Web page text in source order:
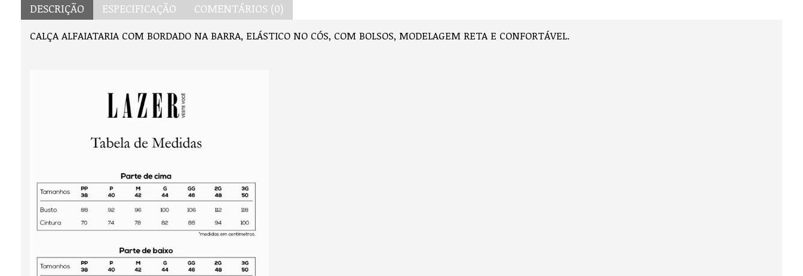
DESCRIÇÃO ESPECIFICAÇÃO COMENTÁRIOS (0)
CALÇA ALFAIATARIA COM BORDADO NA BARRA, ELÁSTICO NO CÓS, COM BOLSOS, MODELAGEM RETA E CONFORTÁVEL.